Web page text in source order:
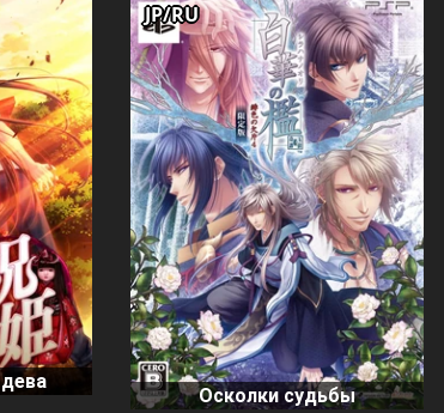
Осколки судьбы
JP/RU